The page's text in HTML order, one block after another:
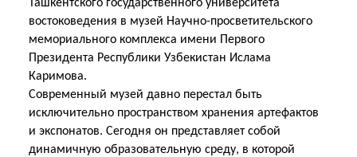
Ташкентского государственного университета
востоковедения в музей Научно-просветительского
мемориального комплекса имени Первого
Президента Республики Узбекистан Ислама
Каримова.
Современный музей давно перестал быть
исключительно пространством хранения артефактов
и экспонатов. Сегодня он представляет собой
динамичную образовательную среду, в которой